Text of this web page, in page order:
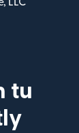
tu